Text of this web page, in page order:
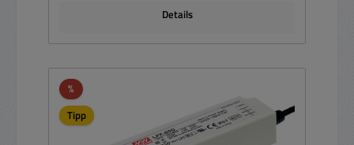
Details
%Rabatt
Tipp